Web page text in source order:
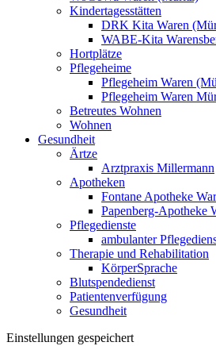
Kindertagesstätten
DRK Kita Waren
WABE-Kita
Hortplätze
Pflegeheime
Pflegeheim Waren
Pflegeheim Waren
Betreutes Wohnen
Wohnen
Gesundheit
Ärtze
Arztpraxis Millermann
Apotheken
Fontane Apotheke
Papenberg-Apotheke
Pflegedienste
ambulanter
Therapie und Rehabilitation
KörperSprache
Blutspendedienst
Patientenverfügung
Gesundheit
Einstellungen gespeichert